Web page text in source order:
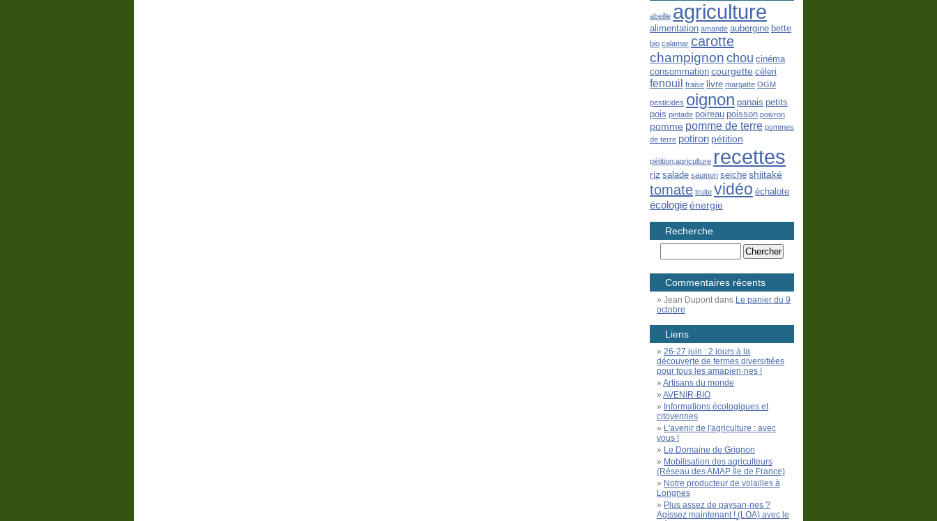
abeille agriculture
alimentation amande aubergine bette
bio calamar carotte
champignon chou cinéma
consommation courgette céleri
fenouil fraise livre margatte OGM
pesticides oignon panais petits
pois pintade poireau poisson poivron
pomme pomme de terre pommes
de terre potiron pétition
pétition;agriculture recettes
riz salade saumon seiche shiitaké
tomate truite vidéo échalote
écologieénergie
Recherche
Commentaires récents
Jean Dupontdans Le panier du 9
octobre
Liens
26-27 juin : 2 jours à la
découverte de fermes diversifiées
pour tous les amapien·nes !
Artisans du monde
AVENIR-BIO
Informations écologiques et
citoyennes
L'avenir de l'agriculture : avec
vous !
Le Domaine de Grignon
Mobilisation des agriculteurs
(Réseau des AMAP Île de France)
Notre producteur de volailles à
Longnes
Plus assez de paysan·nes ?
Agissez maintenant ! (LOA) avec le